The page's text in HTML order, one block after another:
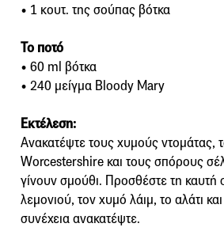
• 1 κουτ. της σούπας βότκα
Το ποτό
• 60 ml βότκα
• 240 μείγμα Bloody Mary
Εκτέλεση:
Ανακατέψτε τους χυμούς ντομάτας,
Worcestershire και τους σπόρους
γίνουν σμούθι. Προσθέστε τη καυτή
λεμονιού, τον χυμό λάιμ, το αλάτι και
συνέχεια ανακατέψτε.